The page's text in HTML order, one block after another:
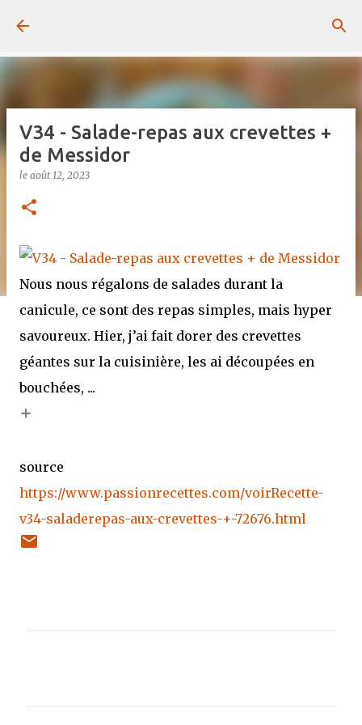
V34 - Salade-repas aux crevettes +
de Messidor
le août 12, 2023
Nous nous régalons de salades durant la
canicule, ce sont des repas simples, mais hyper
savoureux. Hier, j’ai fait dorer des crevettes
géantes sur la cuisinière, les ai découpées en
bouchées, ...
+
source
https://www.passionrecettes.com/voirRecette-
v34-saladerepas-aux-crevettes-+-72676.html